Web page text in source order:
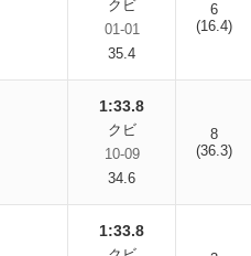
クビ
01-01
35.4
6
(16.4)
1:33.8
クビ
10-09
34.6
8
(36.3)
1:33.8